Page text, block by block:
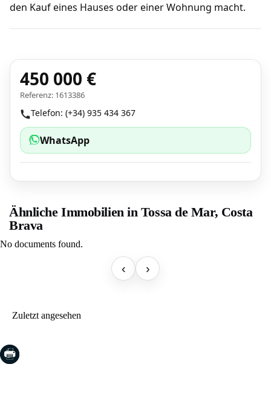
den Kauf eines Hauses oder einer Wohnung macht.
450 000 €
Referenz: 1613386
Telefon: (+34) 935 434 367
WhatsApp
Ähnliche Immobilien in Tossa de Mar, Costa
Brava
No documents found.
‹ ›
Zuletzt angesehen